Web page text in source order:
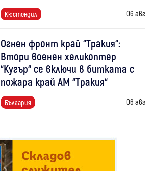
Кюстендил 06 авг
Огнен фронт край “Тракия“:
Втори военен хеликоптер
“Кугър“ се включи в битката с
пожара край АМ “Тракия“
България 06 авг